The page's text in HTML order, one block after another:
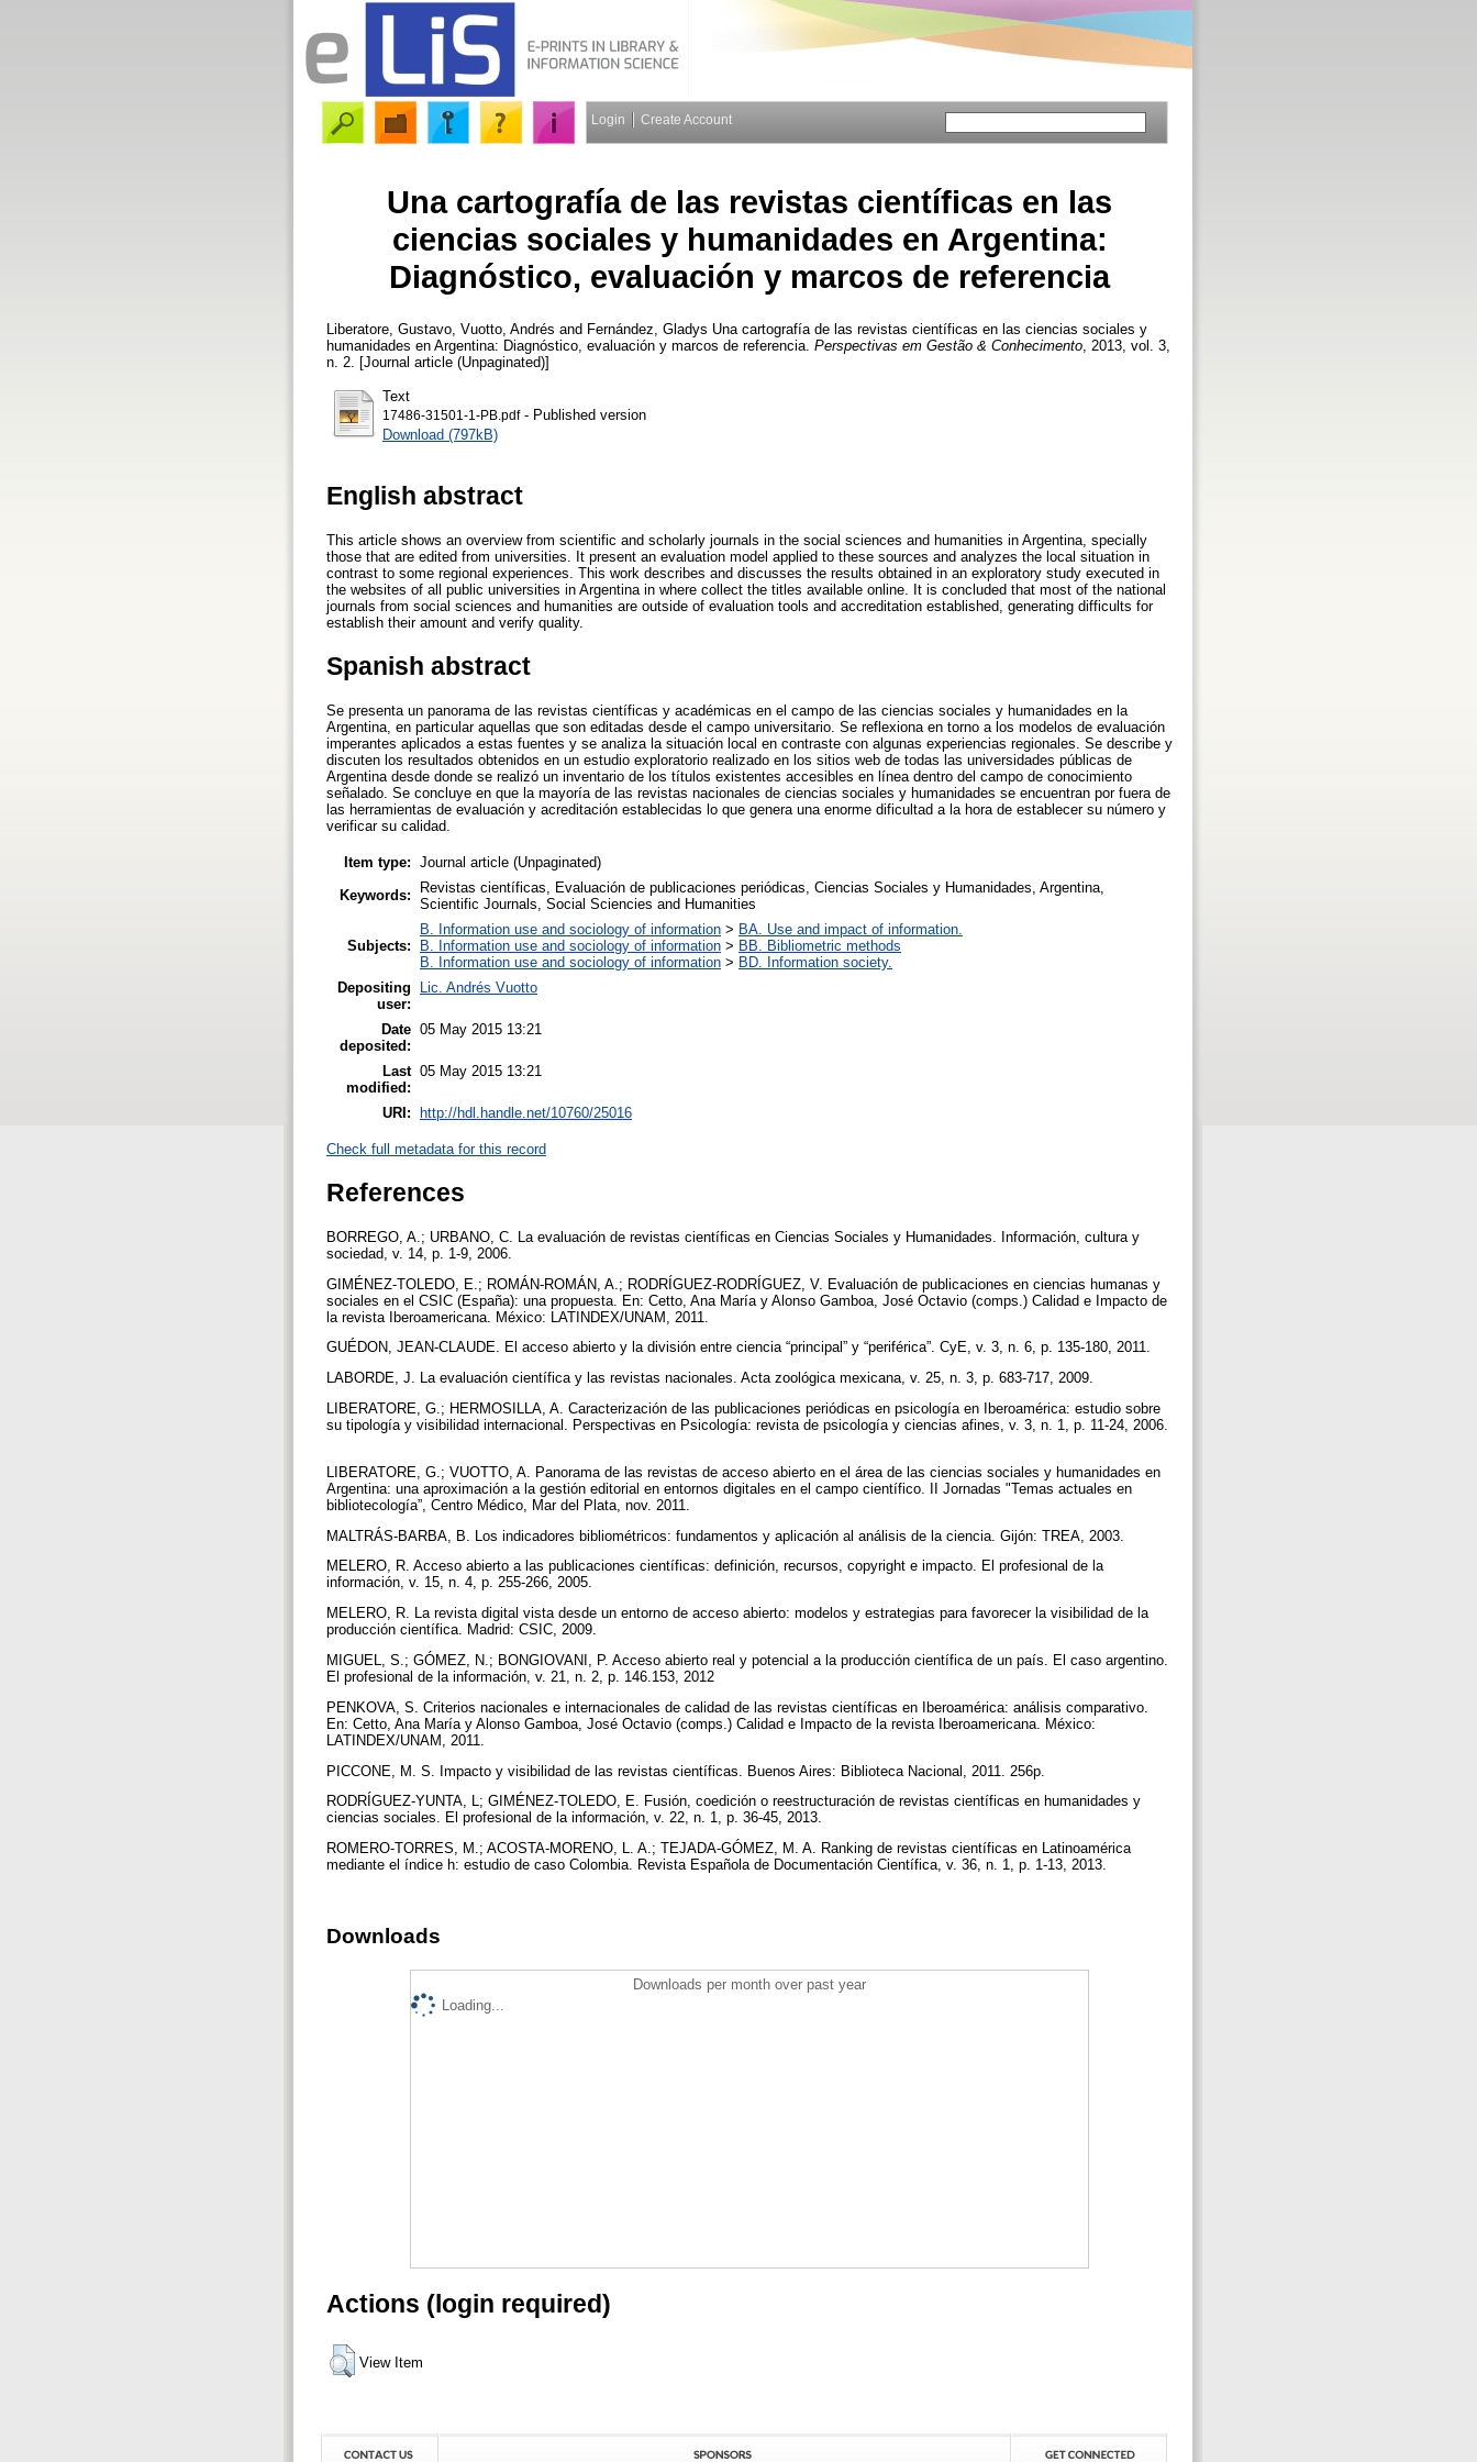
Login Create Account
Una cartografía de las revistas científicas en las
ciencias sociales y humanidades en Argentina:
Diagnóstico, evaluación y marcos de referencia
Liberatore, Gustavo Vuotto, Andrés and Fernández, Gladys Una cartografía de las revistas científicas en las ciencias sociales y
humanidades en Argentina: Diagnóstico, evaluación y marcos de referencia. Perspectivas em Gestão & Conhecimento , 2013, vol. 3,
n. 2. [Journal article (Unpaginated)]
Text
17486-31501-1-PB.pdf- Published version
Download (797kB)
English abstract
This article shows an overview from scientific and scholarly journals in the social sciences and humanities in Argentina, specially
those that are edited from universities. It present an evaluation model applied to these sources and analyzes the local situation in
contrast to some regional experiences. This work describes and discusses the results obtained in an exploratory study executed in
the websites of all public universities in Argentina in where collect the titles available online. It is concluded that most of the national
journals from social sciences and humanities are outside of evaluation tools and accreditation established, generating difficults for
establish their amount and verify quality.
Spanish abstract
Se presenta un panorama de las revistas científicas y académicas en el campo de las ciencias sociales y humanidades en la
Argentina, en particular aquellas que son editadas desde el campo universitario. Se reflexiona en torno a los modelos de evaluación
imperantes aplicados a estas fuentes y se analiza la situación local en contraste con algunas experiencias regionales. Se describe y
discuten los resultados obtenidos en un estudio exploratorio realizado en los sitios web de todas las universidades públicas de
Argentina desde donde se realizó un inventario de los títulos existentes accesibles en línea dentro del campo de conocimiento
señalado. Se concluye en que la mayoría de las revistas nacionales de ciencias sociales y humanidades se encuentran por fuera de
las herramientas de evaluación y acreditación establecidas lo que genera una enorme dificultad a la hora de establecer su número y
verificar su calidad.
Item type: Journal article (Unpaginated)
Keywords:
Revistas científicas, Evaluación de publicaciones periódicas, Ciencias Sociales y Humanidades, Argentina,
Scientific Journals, Social Sciencies and Humanities
Subjects:
B. Information use and sociology of information > BA. Use and impact of information.
B. Information use and sociology of information > BB. Bibliometric methods
B. Information use and sociology of information > BD. Information society.
Depositing
user:
Lic. Andrés Vuotto
Date
deposited:
05 May 2015 13:21
Last
modified:
05 May 2015 13:21
URI: http://hdl.handle.net/10760/25016
Check full metadata for this record
References
BORREGO, A.; URBANO, C. La evaluación de revistas científicas en Ciencias Sociales y Humanidades. Información, cultura y
sociedad, v. 14, p. 1-9, 2006.
GIMÉNEZ-TOLEDO, E.; ROMÁN-ROMÁN, A.; RODRÍGUEZ-RODRÍGUEZ, V. Evaluación de publicaciones en ciencias humanas y
sociales en el CSIC (España): una propuesta. En: Cetto, Ana María y Alonso Gamboa, José Octavio (comps.) Calidad e Impacto de
la revista Iberoamericana. México: LATINDEX/UNAM, 2011.
GUÉDON, JEAN-CLAUDE. El acceso abierto y la división entre ciencia “principal” y “periférica”. CyE, v. 3, n. 6, p. 135-180, 2011.
LABORDE, J. La evaluación científica y las revistas nacionales. Acta zoológica mexicana, v. 25, n. 3, p. 683-717, 2009.
LIBERATORE, G.; HERMOSILLA, A. Caracterización de las publicaciones periódicas en psicología en Iberoamérica: estudio sobre
su tipología y visibilidad internacional. Perspectivas en Psicología: revista de psicología y ciencias afines, v. 3, n. 1, p. 11-24, 2006.
LIBERATORE, G.; VUOTTO, A. Panorama de las revistas de acceso abierto en el área de las ciencias sociales y humanidades en
Argentina: una aproximación a la gestión editorial en entornos digitales en el campo científico. II Jornadas "Temas actuales en
bibliotecología”, Centro Médico, Mar del Plata, nov. 2011.
MALTRÁS-BARBA, B. Los indicadores bibliométricos: fundamentos y aplicación al análisis de la ciencia. Gijón: TREA, 2003.
MELERO, R. Acceso abierto a las publicaciones científicas: definición, recursos, copyright e impacto. El profesional de la
información, v. 15, n. 4, p. 255-266, 2005.
MELERO, R. La revista digital vista desde un entorno de acceso abierto: modelos y estrategias para favorecer la visibilidad de la
producción científica. Madrid: CSIC, 2009.
MIGUEL, S.; GÓMEZ, N.; BONGIOVANI, P. Acceso abierto real y potencial a la producción científica de un país. El caso argentino.
El profesional de la información, v. 21, n. 2, p. 146.153, 2012
PENKOVA, S. Criterios nacionales e internacionales de calidad de las revistas científicas en Iberoamérica: análisis comparativo.
En: Cetto, Ana María y Alonso Gamboa, José Octavio (comps.) Calidad e Impacto de la revista Iberoamericana. México:
LATINDEX/UNAM, 2011.
PICCONE, M. S. Impacto y visibilidad de las revistas científicas. Buenos Aires: Biblioteca Nacional, 2011. 256p.
RODRÍGUEZ-YUNTA, L; GIMÉNEZ-TOLEDO, E. Fusión, coedición o reestructuración de revistas científicas en humanidades y
ciencias sociales. El profesional de la información, v. 22, n. 1, p. 36-45, 2013.
ROMERO-TORRES, M.; ACOSTA-MORENO, L. A.; TEJADA-GÓMEZ, M. A. Ranking de revistas científicas en Latinoamérica
mediante el índice h: estudio de caso Colombia. Revista Española de Documentación Científica, v. 36, n. 1, p. 1-13, 2013.
Downloads
Downloads per month over past year
Loading...
Actions (login required)
View Item